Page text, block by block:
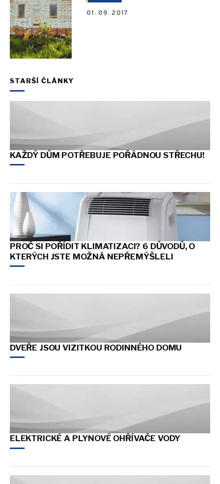
01. 09. 2017
STARŠÍ ČLÁNKY
KAŽDÝ DŮM POTŘEBUJE POŘÁDNOU STŘECHU!
PROČ SI POŘÍDIT KLIMATIZACI? 6 DŮVODŮ, O
KTERÝCH JSTE MOŽNÁ NEPŘEMÝŠLELI
DVEŘE JSOU VIZITKOU RODINNÉHO DOMU
ELEKTRICKÉ A PLYNOVÉ OHŘÍVAČE VODY